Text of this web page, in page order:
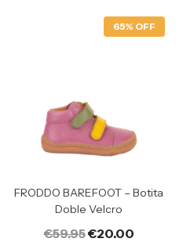
65% OFF
FRODDO BAREFOOT – Botita
Doble Velcro
€59.95€20.00